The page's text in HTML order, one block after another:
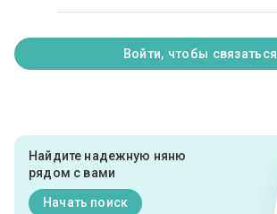
Войти, чтобы связаться
Найдите надежную няню
рядом с вами
Начать поиск